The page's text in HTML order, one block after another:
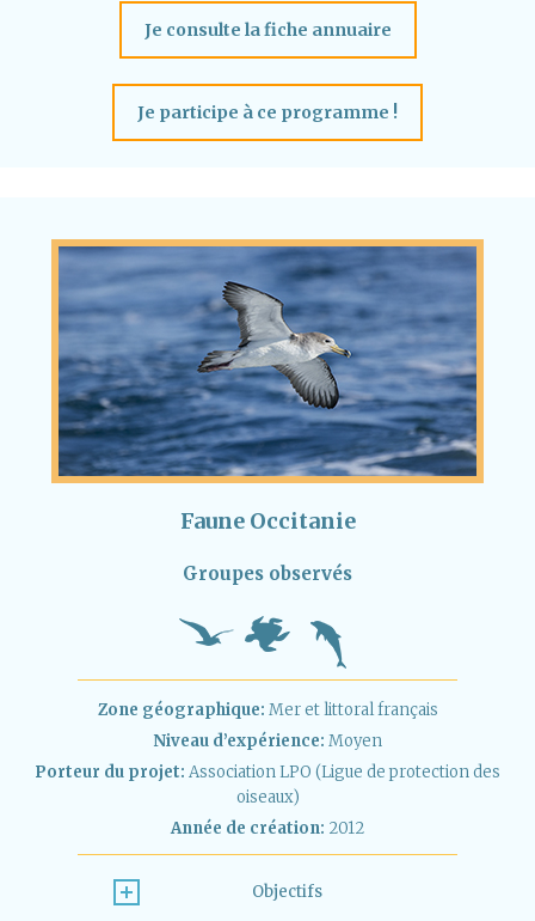
Je consulte la fiche annuaire
Je participe à ce programme !
Faune Occitanie
Groupes observés
Zone géographique: Mer et littoral français
Niveau d’expérience: Moyen
Porteur du projet: Association LPO (Ligue de protection des
oiseaux)
Année de création: 2012
Objectifs